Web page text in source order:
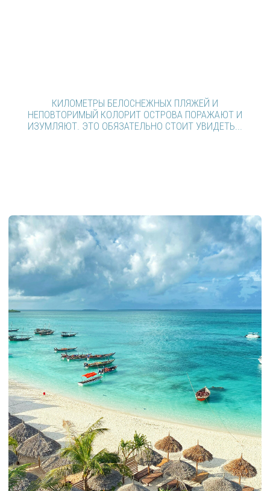
Мечтаете об удивительном отдыхе в тропическом
раю? Тогда путешествие на остров Занзибар в
восточной части Африки точно стоит добавить в
свой список мест для посещения. Здесь вас ждут
бескрайние пляжи с белым песком, теплый
индийский океан, джунгли с экзотической флорой и
фауной, а также удивительные культурные
достопримечательности.
Прогулки по улочкам старого города Стоунтаун
будут словно путешествием во времени:
старинные арабские дома, узкие переулки,
множество рынков и бесконечное разнообразие
запахов и вкусов. Не пропустите возможность
посетить местные мечети, сувенирные магазины и
музеи, чтобы погрузиться в атмосферу местной
культуры и истории.